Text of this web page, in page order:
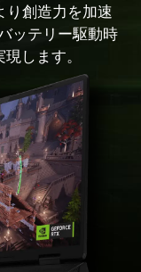
り創造力を加速
ッテリー駆動時
します。